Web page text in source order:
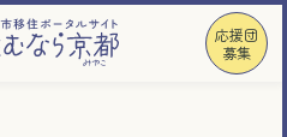
応援団
募集